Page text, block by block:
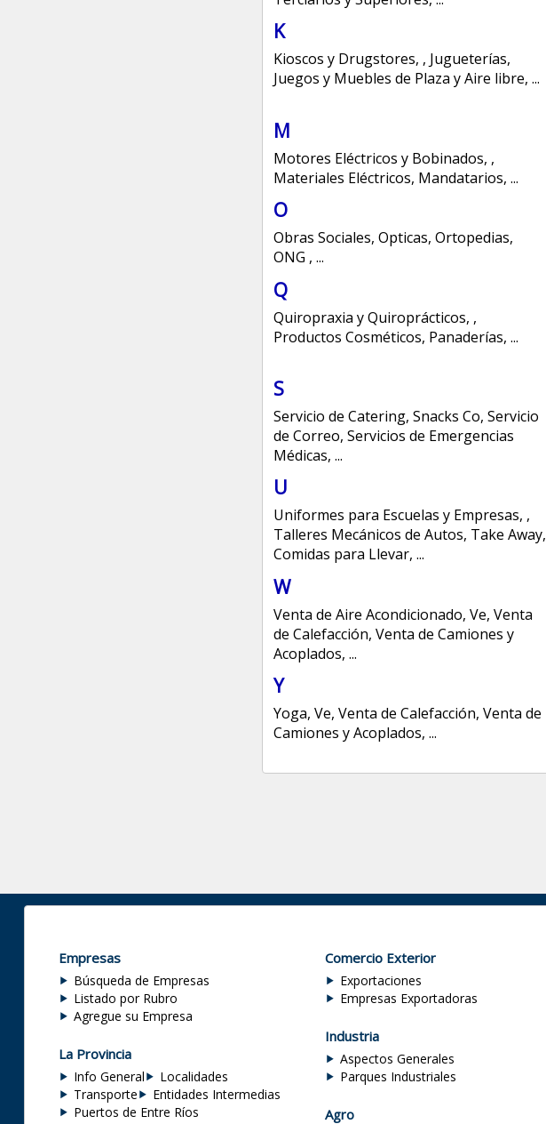
K
Kioscos y Drugstores, , Jugueterías,
Juegos y Muebles de Plaza y Aire libre, ...
M
Motores Eléctricos y Bobinados, ,
Materiales Eléctricos, Mandatarios, ...
O
Obras Sociales, Opticas, Ortopedias,
ONG , ...
Q
Quiropraxia y Quiroprácticos, ,
Productos Cosméticos, Panaderías, ...
S
Servicio de Catering, Snacks Co, Servicio
de Correo, Servicios de Emergencias
Médicas, ...
U
Uniformes para Escuelas y Empresas, ,
Talleres Mecánicos de Autos, Take Away,
Comidas para Llevar, ...
W
Venta de Aire Acondicionado, Ve, Venta
de Calefacción, Venta de Camiones y
Acoplados, ...
Y
Yoga, Ve, Venta de Calefacción, Venta de
Camiones y Acoplados, ...
Empresas
Búsqueda de Empresas
Listado por Rubro
Agregue su Empresa
La Provincia
Info General
Localidades
Transporte
Entidades Intermedias
Puertos de Entre Ríos
Comercio Exterior
Exportaciones
Empresas Exportadoras
Industria
Aspectos Generales
Parques Industriales
Agro